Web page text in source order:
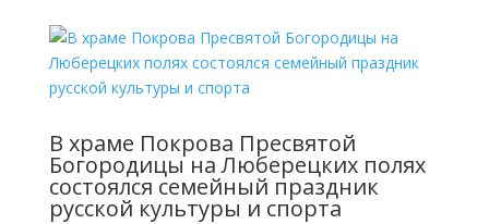
В храме Покрова Пресвятой
Богородицы на Люберецких полях
состоялся семейный праздник
русской культуры и спорта